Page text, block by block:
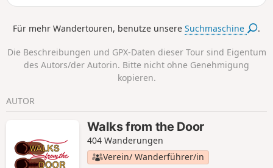
Für mehr Wandertouren, benutze unsereSuchmaschine .
Die Beschreibungen und GPX-Daten dieser Tour sind Eigentum
des Autors/der Autorin. Bitte nicht ohne Genehmigung
kopieren.
AUTOR
Walks from the Door
404 Wanderungen
Verein/ Wanderführer/in